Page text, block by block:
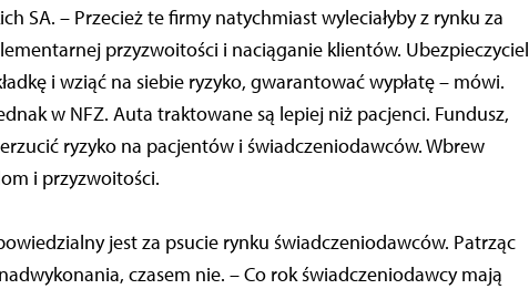
SA. – Przecież te firmy natychmiast wyleciałyby z rynku za
przyzwoitości i naciąganie klientów. Ubezpieczyciel
i wziąć na siebie ryzyko, gwarantować wypłatę – mówi.
w NFZ. Auta traktowane są lepiej niż pacjenci. Fundusz,
ryzyko na pacjentów i świadczeniodawców. Wbrew
i przyzwoitości.
jest za psucie rynku świadczeniodawców. Patrząc
czasem nie. – Co rok świadczeniodawcy mają